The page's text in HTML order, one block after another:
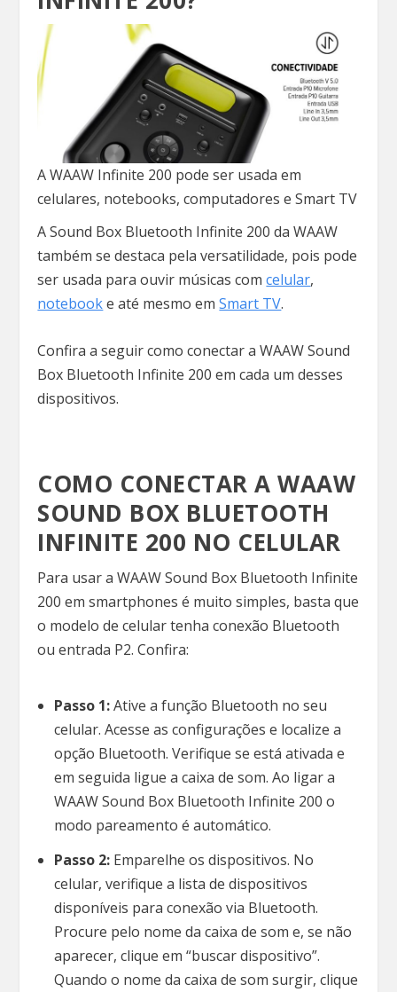
A WAAW Infinite 200 pode ser usada em
celulares, notebooks, computadores e Smart TV
A Sound Box Bluetooth Infinite 200 da WAAW
também se destaca pela versatilidade, pois pode
ser usada para ouvir músicas comcelular,
notebooke até mesmo emSmart TV.
Confira a seguir como conectar a WAAW Sound
Box Bluetooth Infinite 200 em cada um desses
dispositivos.
COMO CONECTAR A WAAW
SOUND BOX BLUETOOTH
INFINITE 200 NO CELULAR
Para usar a WAAW Sound Box Bluetooth Infinite
200 em smartphones é muito simples, basta que
o modelo de celular tenha conexão Bluetooth
ou entrada P2. Confira:
Passo 1:Ative a função Bluetooth no seu
celular. Acesse as configurações e localize a
opção Bluetooth. Verifique se está ativada e
em seguida ligue a caixa de som. Ao ligar a
WAAW Sound Box Bluetooth Infinite 200 o
modo pareamento é automático.
Passo 2:Emparelhe os dispositivos. No
celular, verifique a lista de dispositivos
disponíveis para conexão via Bluetooth.
Procure pelo nome da caixa de som e, se não
aparecer, clique em “buscar dispositivo”.
Quando o nome da caixa de som surgir, clique